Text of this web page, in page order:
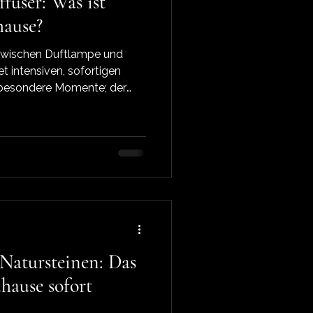
Duftlampe und
intensiven, sofortigen
Momente; der
Bei Liebe &
Schweizer Produkte für
Das
sofort